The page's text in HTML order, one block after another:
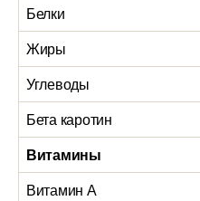
Белки
Жиры
Углеводы
Бета каротин
Витамины
Витамин А